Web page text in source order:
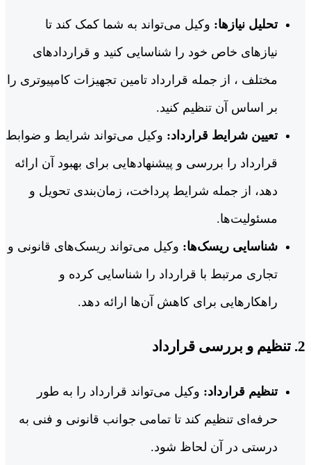
تحلیل نیازها: وکیل می‌تواند به شما کمک کند تا
نیازهای خاص خود را شناسایی کنید و قراردادهای
مختلف ، از جمله قرارداد تامین تجهیزات کامپیوتری را
بر اساس آن تنظیم کنید.
تعیین شرایط قرارداد: وکیل می‌تواند شرایط و ضوابط
قرارداد را بررسی و پیشنهادهایی برای بهبود آن ارائه
دهد، از جمله شرایط پرداخت، زمان‌بندی تحویل و
مسئولیت‌ها.
شناسایی ریسک‌ها: وکیل می‌تواند ریسک‌های قانونی و
تجاری مرتبط با قرارداد را شناسایی کرده و
راهکارهایی برای کاهش آن‌ها ارائه دهد.
2. تنظیم و بررسی قرارداد
تنظیم قرارداد: وکیل می‌تواند قرارداد را به طور
حرفه‌ای تنظیم کند تا تمامی جوانب قانونی و فنی به
درستی در آن لحاظ شود.